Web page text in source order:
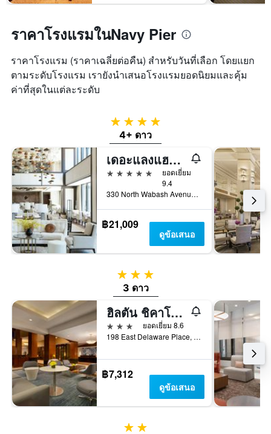
ราคาโรงแรมในNavy Pier
ราคาโรงแรม (ราคาเฉลี่ยต่อคืน) สำหรับวันที่เลือก โดยแยก
ตามระดับโรงแรม เรายังนำเสนอโรงแรมยอดนิยมและคุ้ม
ค่าที่สุดในแต่ละระดับ
4 ดาว
4+ ดาว
เดอะแลงแฮม ชิคาโก
5 ดาว
ยอดเยี่ยม
9.4
330 North Wabash Avenue, ชิคาโก, IL, สหรัฐอเมริกา
฿21,009
ดูข้อเสนอ
3 ดาว
3 ดาว
ฮิลตัน ชิคาโก/แม็กนิฟิเซนต์ไมล์ สวีทส์
3 ดาว
ยอดเยี่ยม 8.6
198 East Delaware Place, ชิคาโก, IL, สหรัฐอเมริกา
฿7,312
ดูข้อเสนอ
2 ดาว